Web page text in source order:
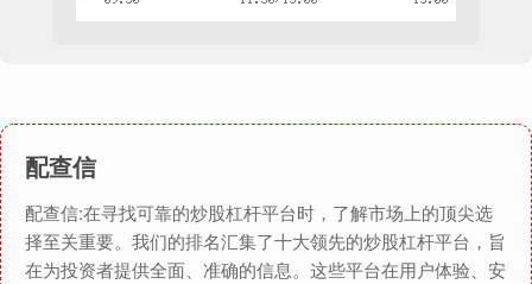
配查信
配查信:在寻找可靠的炒股杠杆平台时，了解市场上的顶尖选
择至关重要。我们的排名汇集了十大领先的炒股杠杆平台，旨
在为投资者提供全面、准确的信息。这些平台在用户体验、安